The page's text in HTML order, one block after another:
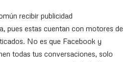
recibir publicidad
pues estas cuentan con motores de
No es que Facebook y
todas tus conversaciones, solo